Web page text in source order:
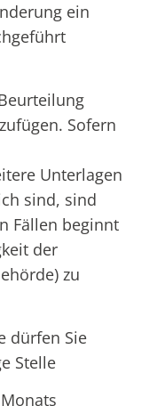
ein
Sofern
Unterlagen
sind, sind
Fällen beginnt
der
zu
dürfen Sie
Stelle